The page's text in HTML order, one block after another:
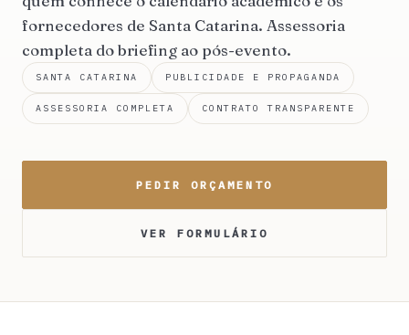
fornecedores de Santa Catarina. Assessoria
completa do briefing ao pós-evento.
SANTA CATARINA PUBLICIDADE E PROPAGANDA
ASSESSORIA COMPLETA CONTRATO TRANSPARENTE
PEDIR ORÇAMENTO
VER FORMULÁRIO